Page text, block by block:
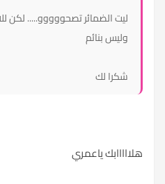
ليت الضمائر تصحووووو..... لكن
وليس بنائم
شكرا لك
هلااااابك ياعمري